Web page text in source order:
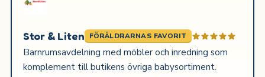
Stor & Liten FÖRÄLDRARNAS FAVORIT
Barnrumsavdelning med möbler och inredning som
komplement till butikens övriga babysortiment.